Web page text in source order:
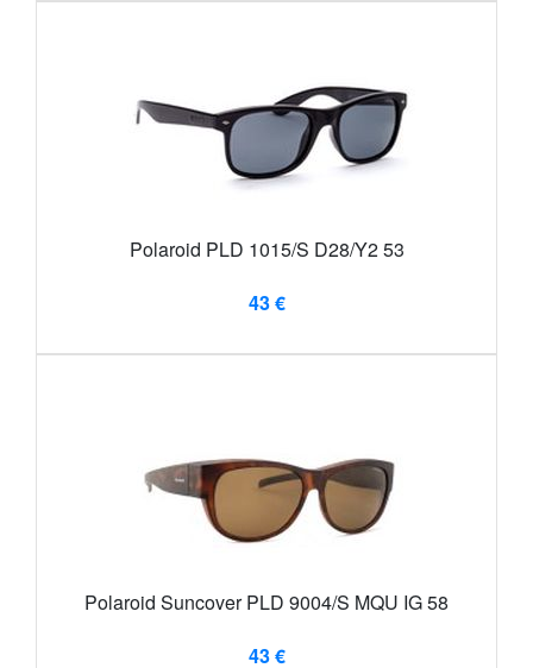
Polaroid PLD 1015/S D28/Y2 53
43 €
Polaroid Suncover PLD 9004/S MQU IG 58
43 €